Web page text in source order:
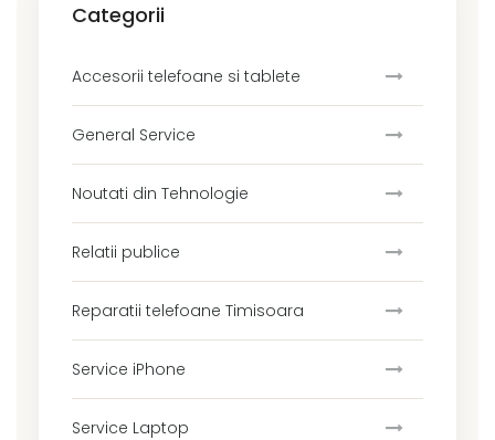
Categorii
Accesorii telefoane si tablete
General Service
Noutati din Tehnologie
Relatii publice
Reparatii telefoane Timisoara
Service iPhone
Service Laptop